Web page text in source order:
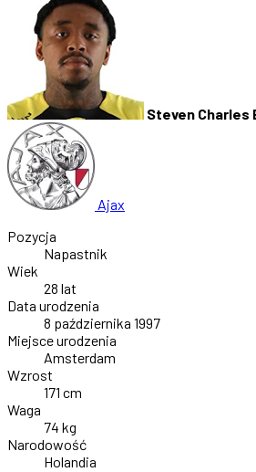
Steven Charles
Ajax
Pozycja
Napastnik
Wiek
28 lat
Data urodzenia
8 października 1997
Miejsce urodzenia
Amsterdam
Wzrost
171 cm
Waga
74 kg
Narodowość
Holandia